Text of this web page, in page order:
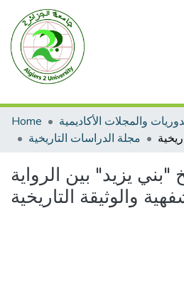
Home والمجلات الأكاديمية
مجلة الدراسات التاريخية
يزيد" بين الرواية
والوثيقة التاريخية